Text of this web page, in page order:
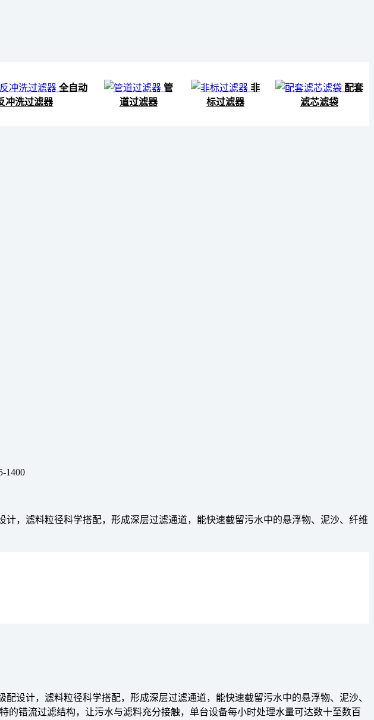
全自动
冲洗过滤器
管
道过滤器
非
标过滤器
配套
滤芯滤袋
1400
，滤料粒径科学搭配，形成深层过滤通道，能快速截留污水中的悬浮物、泥沙、纤维
设计，滤料粒径科学搭配，形成深层过滤通道，能快速截留污水中的悬浮物、泥沙、
错流过滤结构，让污水与滤料充分接触，单台设备每小时处理水量可达数十至数百